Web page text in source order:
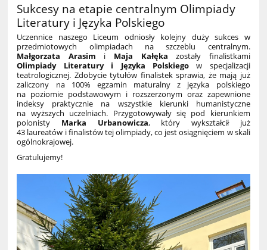
Sukcesy na etapie centralnym Olimpiady
Literatury i Języka Polskiego
Uczennice naszego Liceum odniosły kolejny duży sukces w
przedmiotowych olimpiadach na szczeblu centralnym.
Małgorzata Arasim i Maja Kałęka zostały finalistkami
Olimpiady Literatury i Języka Polskiegow specjalizacji
teatrologicznej. Zdobycie tytułów finalistek sprawia, że mają już
zaliczony na 100% egzamin maturalny z języka polskiego
na poziomie podstawowym i rozszerzonym oraz zapewnione
indeksy praktycznie na wszystkie kierunki humanistyczne
na wyższych uczelniach. Przygotowywały się pod kierunkiem
polonisty Marka Urbanowicza, który wykształcił już
43 laureatów i finalistów tej olimpiady, co jest osiągnięciem w skali
ogólnokrajowej.
Gratulujemy!